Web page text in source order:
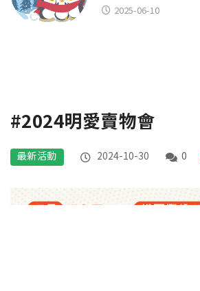
2025-06-10
#2024明愛賣物會
最新活動 2024-10-30 0